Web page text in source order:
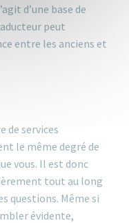
d’une base de
peut
entre les anciens et
de services
le même degré de
vous. Il est donc
tout au long
questions. Même si
évidente,